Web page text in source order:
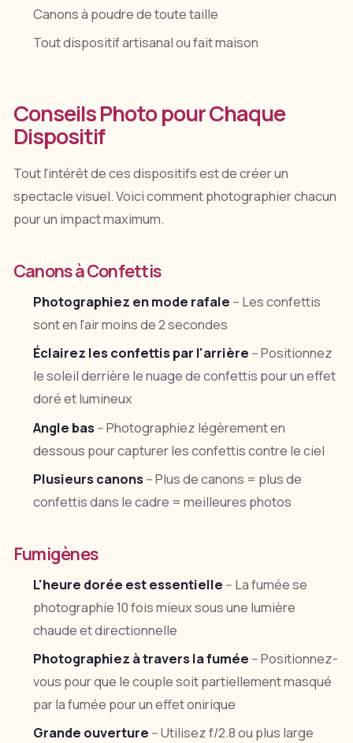
Canons à poudre de toute taille
Tout dispositif artisanal ou fait maison
Conseils Photo pour Chaque
Dispositif
Tout l'intérêt de ces dispositifs est de créer un
spectacle visuel. Voici comment photographier chacun
pour un impact maximum.
Canons à Confettis
Photographiez en mode rafale -- Les confettis
sont en l'air moins de 2 secondes
Éclairez les confettis par l'arrière -- Positionnez
le soleil derrière le nuage de confettis pour un effet
doré et lumineux
Angle bas-- Photographiez légèrement en
dessous pour capturer les confettis contre le ciel
Plusieurs canons-- Plus de canons = plus de
confettis dans le cadre = meilleures photos
Fumigènes
L'heure dorée est essentielle -- La fumée se
photographie 10 fois mieux sous une lumière
chaude et directionnelle
Photographiez à travers la fumée -- Positionnez-
vous pour que le couple soit partiellement masqué
par la fumée pour un effet onirique
Grande ouverture -- Utilisez f/2.8 ou plus large